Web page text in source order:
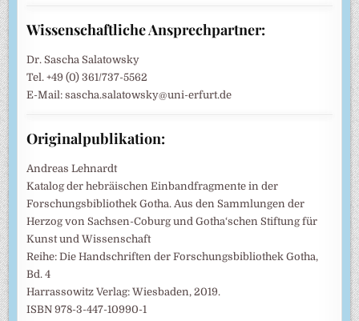
Wissenschaftliche Ansprechpartner:
Dr. Sascha Salatowsky
Tel. +49 (0) 361/737-5562
E-Mail: sascha.salatowsky@uni-erfurt.de
Originalpublikation:
Andreas Lehnardt
Katalog der hebräischen Einbandfragmente in der
Forschungsbibliothek Gotha. Aus den Sammlungen der
Herzog von Sachsen-Coburg und Gotha‘schen Stiftung für
Kunst und Wissenschaft
Reihe: Die Handschriften der Forschungsbibliothek Gotha,
Bd. 4
Harrassowitz Verlag: Wiesbaden, 2019.
ISBN 978-3-447-10990-1